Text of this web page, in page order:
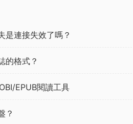
是連接失效了嗎？
的格式？
EPUB閱讀工具
？